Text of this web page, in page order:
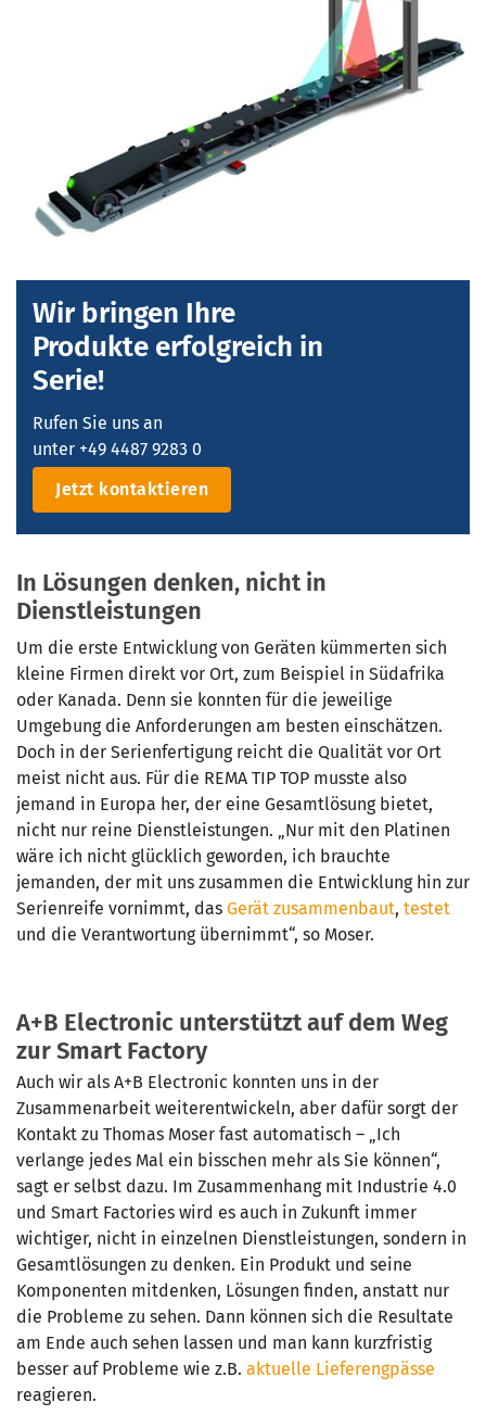
Wir bringen Ihre
Produkte erfolgreich in
Serie!
Rufen Sie uns an
unter +49 4487 9283 0
Jetzt kontaktieren
In Lösungen denken, nicht in
Dienstleistungen
Um die erste Entwicklung von Geräten kümmerten sich
kleine Firmen direkt vor Ort, zum Beispiel in Südafrika
oder Kanada. Denn sie konnten für die jeweilige
Umgebung die Anforderungen am besten einschätzen.
Doch in der Serienfertigung reicht die Qualität vor Ort
meist nicht aus. Für die REMA TIP TOP musste also
jemand in Europa her, der eine Gesamtlösung bietet,
nicht nur reine Dienstleistungen. „Nur mit den Platinen
wäre ich nicht glücklich geworden, ich brauchte
jemanden, der mit uns zusammen die Entwicklung hin zur
Serienreife vornimmt, das Gerät zusammenbaut, testet
und die Verantwortung übernimmt“, so Moser.
A+B Electronic unterstützt auf dem Weg
zur Smart Factory
Auch wir als A+B Electronic konnten uns in der
Zusammenarbeit weiterentwickeln, aber dafür sorgt der
Kontakt zu Thomas Moser fast automatisch – „Ich
verlange jedes Mal ein bisschen mehr als Sie können“,
sagt er selbst dazu. Im Zusammenhang mit Industrie 4.0
und Smart Factories wird es auch in Zukunft immer
wichtiger, nicht in einzelnen Dienstleistungen, sondern in
Gesamtlösungen zu denken. Ein Produkt und seine
Komponenten mitdenken, Lösungen finden, anstatt nur
die Probleme zu sehen. Dann können sich die Resultate
am Ende auch sehen lassen und man kann kurzfristig
besser auf Probleme wie z.B. aktuelle Lieferengpässe
reagieren.